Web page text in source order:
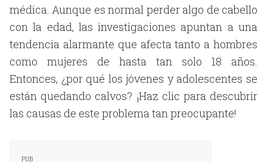
médica. Aunque es normal perder algo de cabello
con la edad, las investigaciones apuntan a una
tendencia alarmante que afecta tanto a hombres
como mujeres de hasta tan solo 18 años.
Entonces, ¿por qué los jóvenes y adolescentes se
están quedando calvos? ¡Haz clic para descubrir
las causas de este problema tan preocupante!